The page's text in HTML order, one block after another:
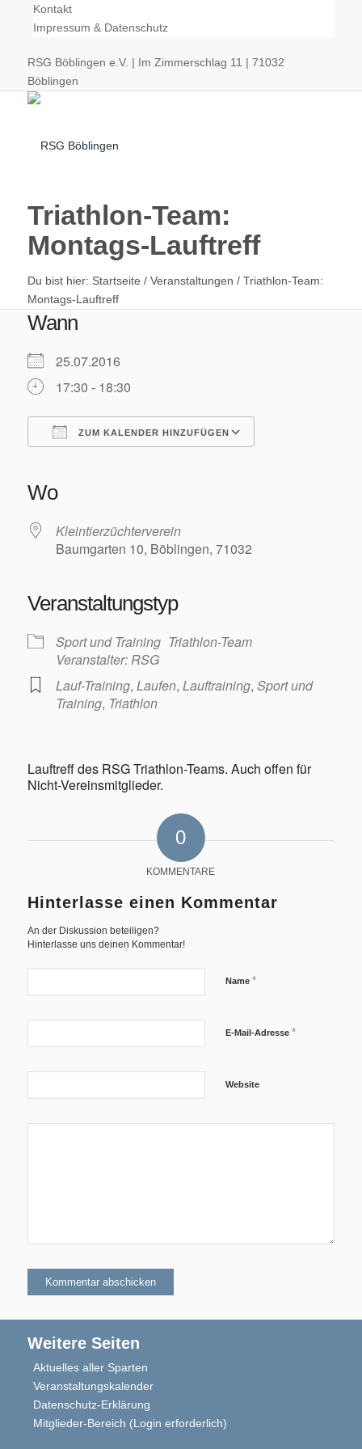
Kontakt
Impressum & Datenschutz
RSG Böblingen e.V. | Im Zimmerschlag 11 | 71032
Böblingen
Radsport
Training/Termine
Permanente RTF – Durchs Heckengäu ins Nagoldtal
Bilder
Triathlon
Termine/Training
Blindensport
Termine/Training
Triathlon-Team:
Montags-Lauftreff
Du bist hier: Startseite / Veranstaltungen / Triathlon-Team:
Montags-Lauftreff
Wann
25.07.2016
17:30 - 18:30
ZUM KALENDER HINZUFÜGEN
Wo
Kleintierzüchterverein
Baumgarten 10, Böblingen, 71032
Veranstaltungstyp
Sport und Training Triathlon-Team
Veranstalter: RSG
Lauf-Training, Laufen, Lauftraining, Sport und
Training, Triathlon
Lauftreff des RSG Triathlon-Teams. Auch offen für
Nicht-Vereinsmitglieder.
0
KOMMENTARE
Hinterlasse einen Kommentar
An der Diskussion beteiligen?
Hinterlasse uns deinen Kommentar!
Name *
E-Mail-Adresse *
Website
Weitere Seiten
Aktuelles aller Sparten
Veranstaltungskalender
Datenschutz-Erklärung
Mitglieder-Bereich (Login erforderlich)